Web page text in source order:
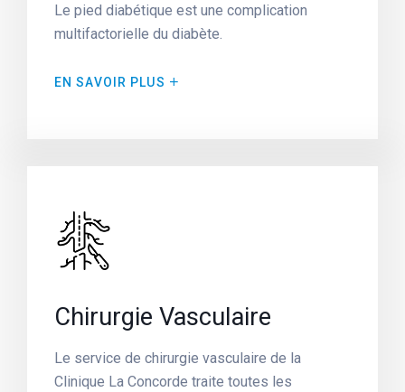
Le pied diabétique est une complication
multifactorielle du diabète.
EN SAVOIR PLUS
Chirurgie Vasculaire
Le service de chirurgie vasculaire de la
Clinique La Concorde traite toutes les